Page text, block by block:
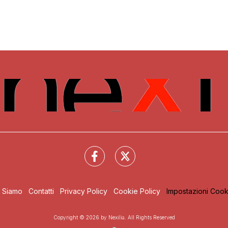
Siamo Contatti Privacy Policy Cookie Policy Impostazioni
Copyright © 2026 by Nexilia. All Rights Reserved